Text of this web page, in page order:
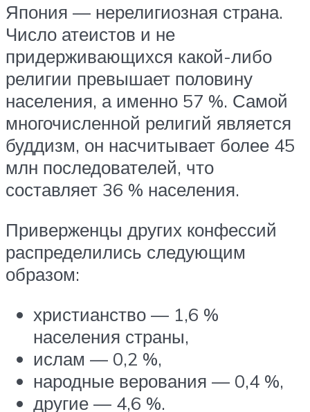
Япония — нерелигиозная страна.
Число атеистов и не
придерживающихся какой-либо
религии превышает половину
населения, а именно 57 %. Самой
многочисленной религий является
буддизм, он насчитывает более 45
млн последователей, что
составляет 36 % населения.
Приверженцы других конфессий
распределились следующим
образом:
христианство — 1,6 %
населения страны,
ислам — 0,2 %,
народные верования — 0,4 %,
другие — 4,6 %.